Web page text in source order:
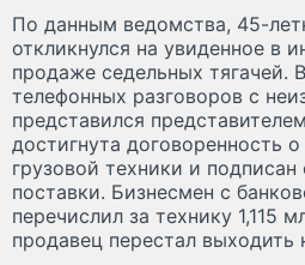
По данным ведомства, 45-
откликнулся на увиденное в
продаже седельных тягачей.
телефонных разговоров с
представился
достигнута договоренность
грузовой техники и
поставки. Бизнесмен с
перечислил за технику 1,115
продавец перестал выходить